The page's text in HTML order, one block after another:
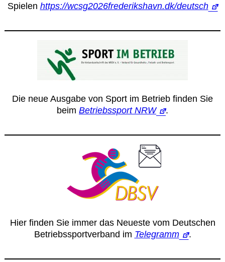
Spielen https://wcsg2026frederikshavn.dk/deutsch
Die neue Ausgabe von Sport im Betrieb finden Sie
beim Betriebssport NRW .
Hier finden Sie immer das Neueste vom Deutschen
Betriebssportverband im Telegramm .